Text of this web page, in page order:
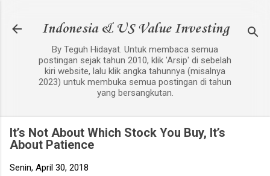
Indonesia & US Value Investing
By Teguh Hidayat. Untuk membaca semua
postingan sejak tahun 2010, klik 'Arsip' di sebelah
kiri website, lalu klik angka tahunnya (misalnya
2023) untuk membuka semua postingan di tahun
yang bersangkutan.
It’s Not About Which Stock You Buy, It’s
About Patience
Senin, April 30, 2018